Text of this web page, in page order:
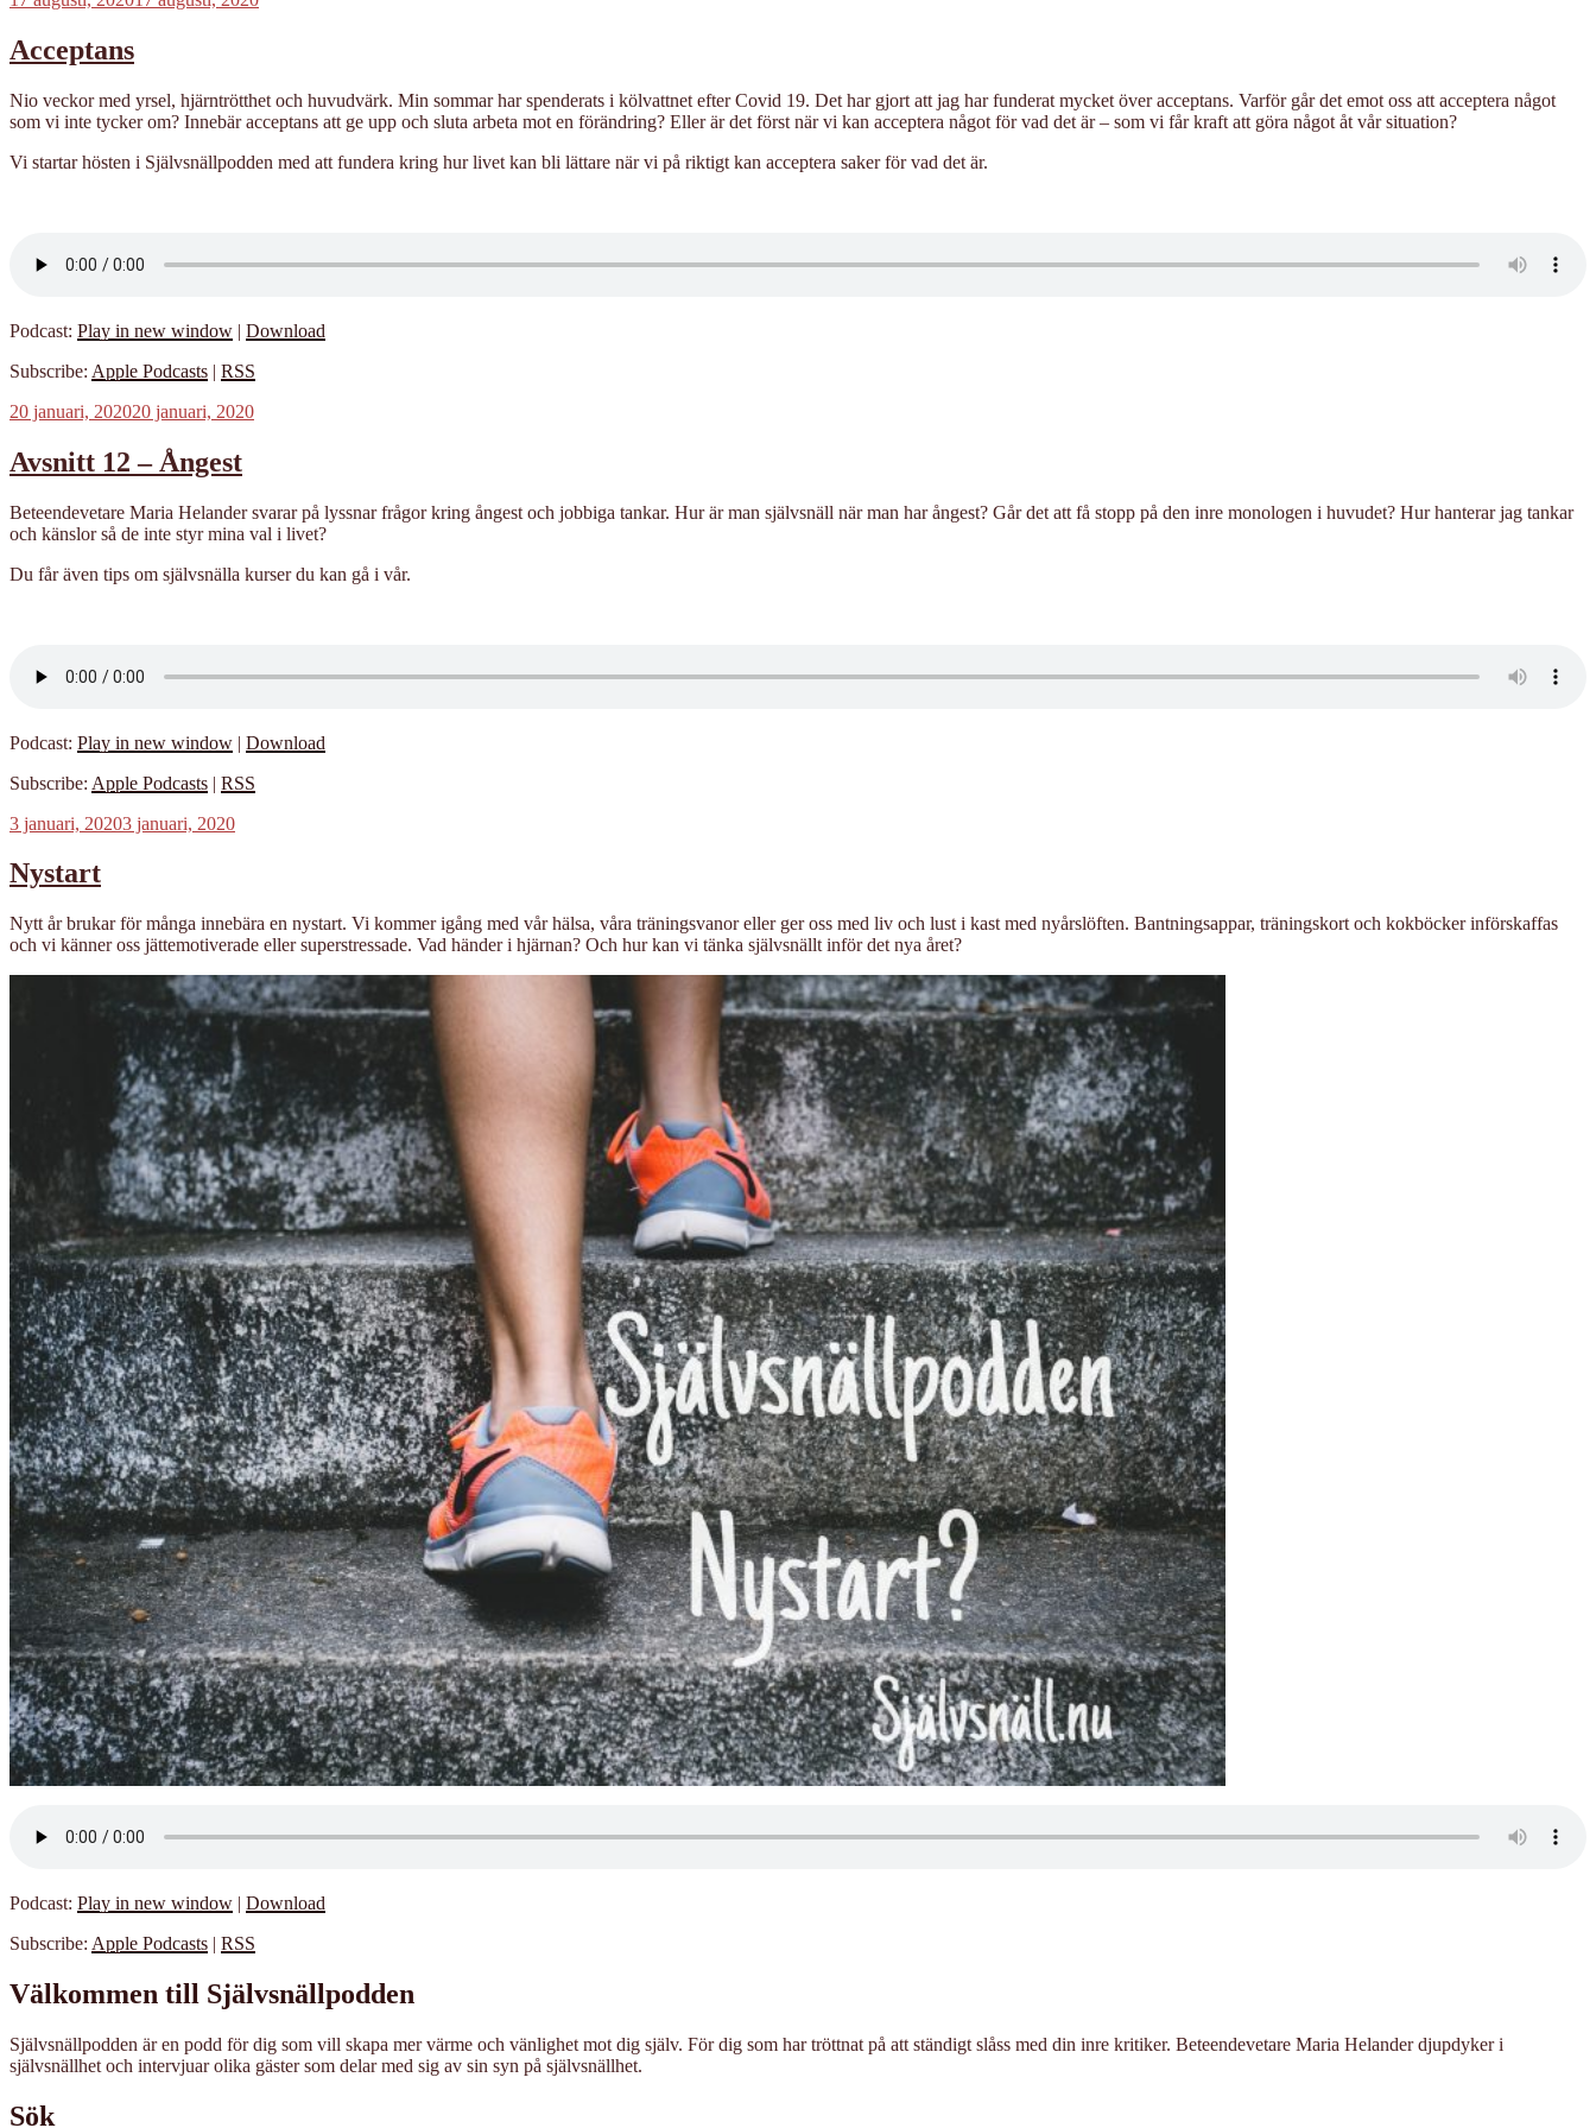
Acceptans
Nio veckor med yrsel, hjärntrötthet och huvudvärk. Min sommar har spenderats i kölvattnet efter Covid 19. Det har gjort att jag har funderat mycket över acceptans. Varför går det emot oss att acceptera något
som vi inte tycker om? Innebär acceptans att ge upp och sluta arbeta mot en förändring? Eller är det först när vi kan acceptera något för vad det är – som vi får kraft att göra något åt vår situation?
Vi startar hösten i Självsnällpodden med att fundera kring hur livet kan bli lättare när vi på riktigt kan acceptera saker för vad det är.
Podcast: Play in new window | Download
Subscribe: Apple Podcasts | RSS
Publicerat
20 januari, 202020 januari, 2020
Avsnitt 12 – Ångest
Beteendevetare Maria Helander svarar på lyssnar frågor kring ångest och jobbiga tankar. Hur är man självsnäll när man har ångest? Går det att få stopp på den inre monologen i huvudet? Hur hanterar jag tankar
och känslor så de inte styr mina val i livet?
Du får även tips om självsnälla kurser du kan gå i vår.
Podcast: Play in new window | Download
Subscribe: Apple Podcasts | RSS
Publicerat
3 januari, 20203 januari, 2020
Nystart
Nytt år brukar för många innebära en nystart. Vi kommer igång med vår hälsa, våra träningsvanor eller ger oss med liv och lust i kast med nyårslöften. Bantningsappar, träningskort och kokböcker införskaffas
och vi känner oss jättemotiverade eller superstressade. Vad händer i hjärnan? Och hur kan vi tänka självsnällt inför det nya året?
Podcast: Play in new window | Download
Subscribe: Apple Podcasts | RSS
Välkommen till Självsnällpodden
Självsnällpodden är en podd för dig som vill skapa mer värme och vänlighet mot dig själv. För dig som har tröttnat på att ständigt slåss med din inre kritiker. Beteendevetare Maria Helander djupdyker i
självsnällhet och intervjuar olika gäster som delar med sig av sin syn på självsnällhet.
Sök